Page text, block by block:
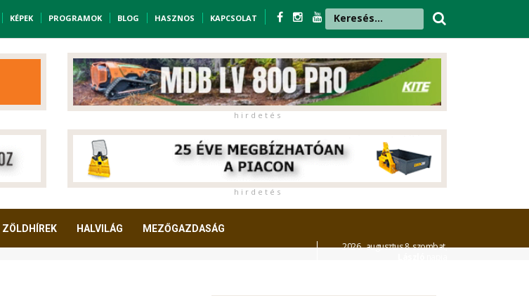
KÉPEK PROGRAMOK BLOG HASZNOS KAPCSOLAT
h i r d e t é s
h i r d e t é s
ZÖLDHÍREK HALVILÁG MEZŐGAZDASÁG
2026. augusztus 8. szombat,